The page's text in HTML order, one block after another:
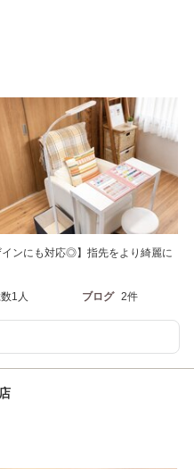
インにも対応◎】指先をより綺麗に
1人 ブログ 2件